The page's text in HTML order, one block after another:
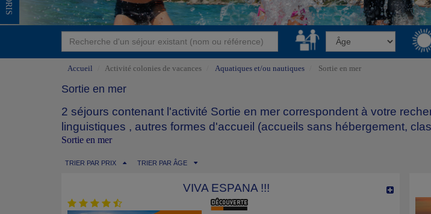
Accueil Activité colonies de vacances Aquatiques et/ou nautiques Sortie en mer
Sortie en mer
2 séjours contenant l'activité Sortie en mer correspondent à votre
linguistiques , autres formes d'accueil (accueils sans hébergement,
Sortie en mer
TRIER PAR PRIX TRIER PAR ÂGE
VIVA ESPANA !!!